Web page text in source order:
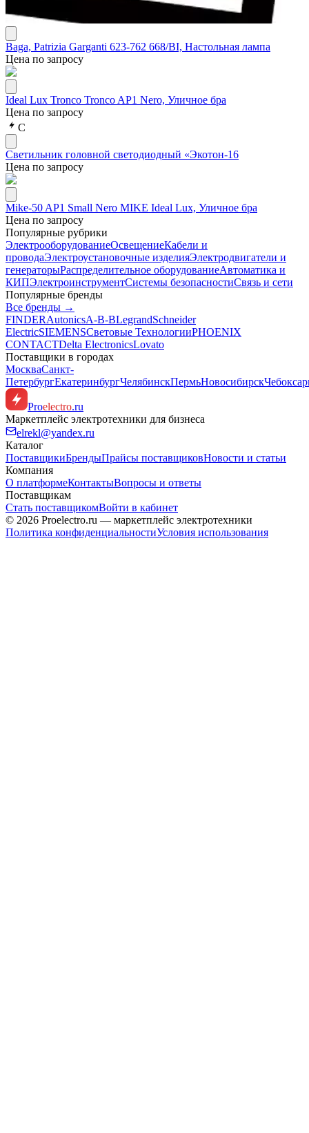
Baga, Patrizia Garganti 623-762 668/BI, Настольная лампа
Цена по запросу
Ideal Lux Tronco Tronco AP1 Nero, Уличное бра
Цена по запросу
С
Светильник головной светодиодный «Экотон-16
Цена по запросу
Mike-50 AP1 Small Nero MIKE Ideal Lux, Уличное бра
Цена по запросу
Популярные рубрики
ЭлектрооборудованиеОсвещениеКабели и
проводаЭлектроустановочные изделияЭлектродвигатели и
генераторыРаспределительное оборудованиеАвтоматика и
КИПЭлектроинструментСистемы безопасностиСвязь и сети
Популярные бренды
Все бренды →
FINDERAutonicsA-B-BLegrandSchneider
ElectricSIEMENSСветовые ТехнологииPHOENIX
CONTACTDelta ElectronicsLovato
Поставщики в городах
МоскваСанкт-
ПетербургЕкатеринбургЧелябинскПермьНовосибирск
Proelectro.ru
Маркетплейс электротехники для бизнеса
elrekl@yandex.ru
Каталог
ПоставщикиБрендыПрайсы поставщиковНовости и статьи
Компания
О платформеКонтактыВопросы и ответы
Поставщикам
Стать поставщикомВойти в кабинет
© 2026 Proelectro.ru — маркетплейс электротехники
Политика конфиденциальностиУсловия использования